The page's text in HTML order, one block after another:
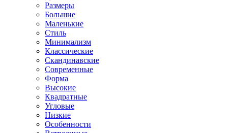
Размеры
Большие
Маленькие
Стиль
Минимализм
Классические
Скандинавские
Современные
Форма
Высокие
Квадратные
Угловые
Низкие
Особенности